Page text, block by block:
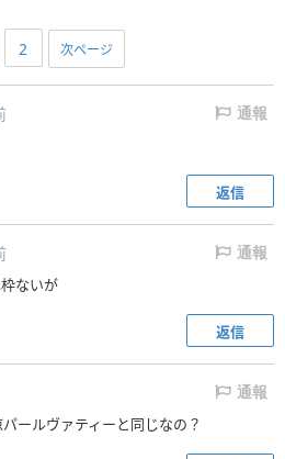
2 次ページ
通報
返信
通報
ないが
返信
通報
ールヴァティーと同じなの？